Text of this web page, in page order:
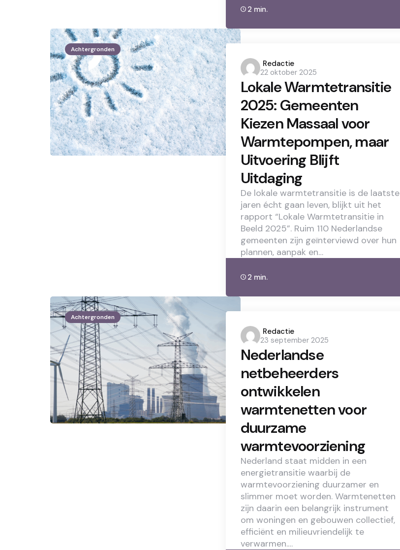
2 min.
Achtergronden
Posted
by
Redactie
22 oktober 2025
Lokale Warmtetransitie
2025: Gemeenten
Kiezen Massaal voor
Warmtepompen, maar
Uitvoering Blijft
Uitdaging
De lokale warmtetransitie is de laatste
jaren écht gaan leven, blijkt uit het
rapport “Lokale Warmtetransitie in
Beeld 2025”. Ruim 110 Nederlandse
gemeenten zijn geïnterviewd over hun
plannen, aanpak en…
2 min.
Achtergronden
Posted
by
Redactie
23 september 2025
Nederlandse
netbeheerders
ontwikkelen
warmtenetten voor
duurzame
warmtevoorziening
Nederland staat midden in een
energietransitie waarbij de
warmtevoorziening duurzamer en
slimmer moet worden. Warmtenetten
zijn daarin een belangrijk instrument
om woningen en gebouwen collectief,
efficiënt en milieuvriendelijk te
verwarmen.…